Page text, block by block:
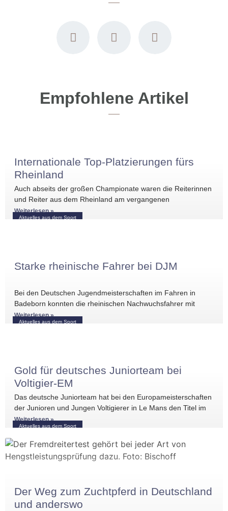
Empfohlene Artikel
Aktuelles aus dem Sport
Internationale Top-Platzierungen fürs
Rheinland
Auch abseits der großen Championate waren die Reiterinnen
und Reiter aus dem Rheinland am vergangenen
Wochenende international erfolgreich unterwegs. Bei
Weiterlesen »
Aktuelles aus dem Sport
Starke rheinische Fahrer bei DJM
Bei den Deutschen Jugendmeisterschaften im Fahren in
Badeborn konnten die rheinischen Nachwuchsfahrer mit
mehreren vorderen Platzierungen überzeugen. Frederik
Koitka erreichte
Weiterlesen »
Aktuelles aus dem Sport
Gold für deutsches Juniorteam bei
Voltigier-EM
Das deutsche Juniorteam hat bei den Europameisterschaften
der Junioren und Jungen Voltigierer in Le Mans den Titel im
Gruppenvoltigieren gewonnen.
Weiterlesen »
Der Weg zum Zuchtpferd in Deutschland
und anderswo